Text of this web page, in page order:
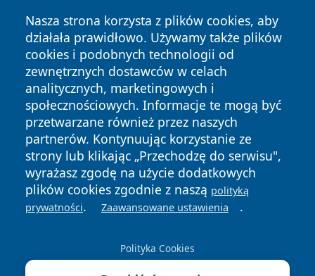
Nasza strona korzysta z plików cookies, aby
działała prawidłowo. Używamy także plików
cookies i podobnych technologii od
zewnętrznych dostawców w celach
analitycznych, marketingowych i
społecznościowych. Informacje te mogą być
przetwarzane również przez naszych
partnerów. Kontynuując korzystanie ze
strony lub klikając „Przechodzę do serwisu",
wyrażasz zgodę na użycie dodatkowych
plików cookies zgodnie z naszą polityką
prywatności. Zaawansowane ustawienia .
Polityka Cookies
Copyright © 2026 reporter.niepolomice.pl Wszystkie prawa
zastrzeżone.
News Autorzy
Polityka
Prywatności
Polityka
Cookies